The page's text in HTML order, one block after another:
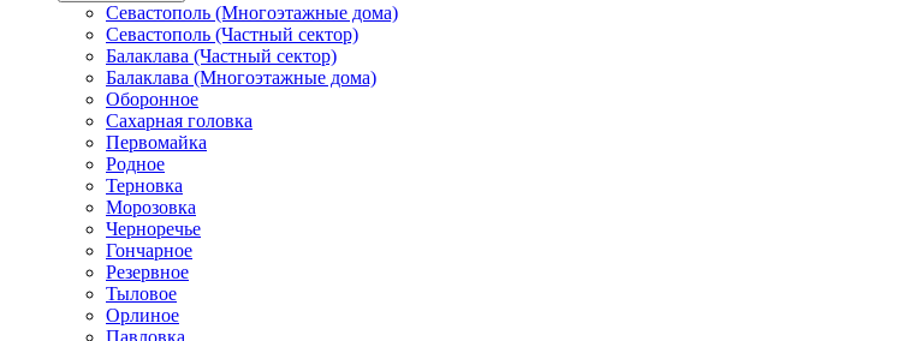
Севастополь (Многоэтажные дома)
Севастополь (Частный сектор)
Балаклава (Частный сектор)
Балаклава (Многоэтажные дома)
Оборонное
Сахарная головка
Первомайка
Родное
Терновка
Морозовка
Черноречье
Гончарное
Резервное
Тыловое
Орлиное
Павловка